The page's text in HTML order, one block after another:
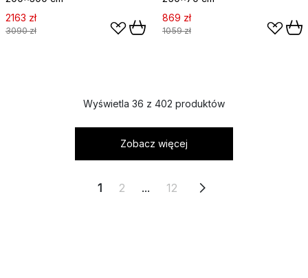
2163 zł
3090 zł
869 zł
1059 zł
Wyświetla 36 z 402 produktów
Zobacz więcej
1 2 ... 12